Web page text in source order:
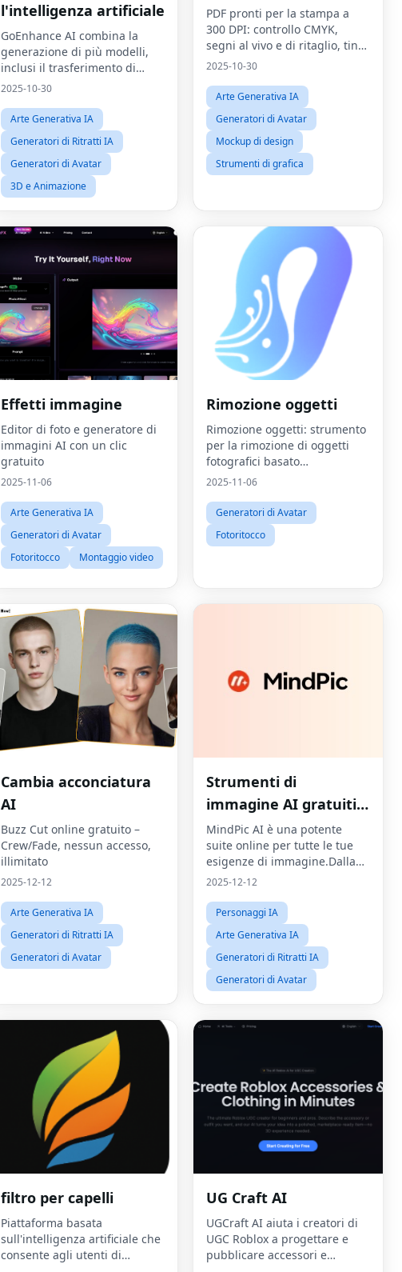
l'intelligenza artificiale
GoEnhance AI combina la
generazione di più modelli,
inclusi il trasferimento di
immagini in video, di testo in
2025-10-30
Arte Generativa IA
Generatori di Ritratti IA
Generatori di Avatar
3D e Animazione
PDF pronti per la stampa a
300 DPI: controllo CMYK,
segni al vivo e di ritaglio, tinte
piatte/Pantone, sovrastampa
2025-10-30
Arte Generativa IA
Generatori di Avatar
Mockup di design
Strumenti di grafica
Effetti immagine
Editor di foto e generatore di
immagini AI con un clic
gratuito
2025-11-06
Arte Generativa IA
Generatori di Avatar
Fotoritocco
Montaggio video
Rimozione oggetti
Rimozione oggetti: strumento
per la rimozione di oggetti
fotografici basato
sull'intelligenza artificiale
2025-11-06
Generatori di Avatar
Fotoritocco
Cambia acconciatura
AI
Buzz Cut online gratuito –
Crew/Fade, nessun accesso,
illimitato
2025-12-12
Arte Generativa IA
Generatori di Ritratti IA
Generatori di Avatar
Strumenti di
immagine AI gratuiti
online
MindPic AI è una potente
suite online per tutte le tue
esigenze di immagine.Dalla
generazione di opere d'arte
delle foto e alla prova di abiti
virtuali, è il tuo hu
2025-12-12
Personaggi IA
Arte Generativa IA
Generatori di Ritratti IA
Generatori di Avatar
filtro per capelli
Piattaforma basata
sull'intelligenza artificiale che
consente agli utenti di
UG Craft AI
UGCraft AI aiuta i creatori di
UGC Roblox a progettare e
pubblicare accessori e